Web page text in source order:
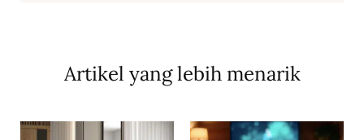
Artikel yang lebih menarik